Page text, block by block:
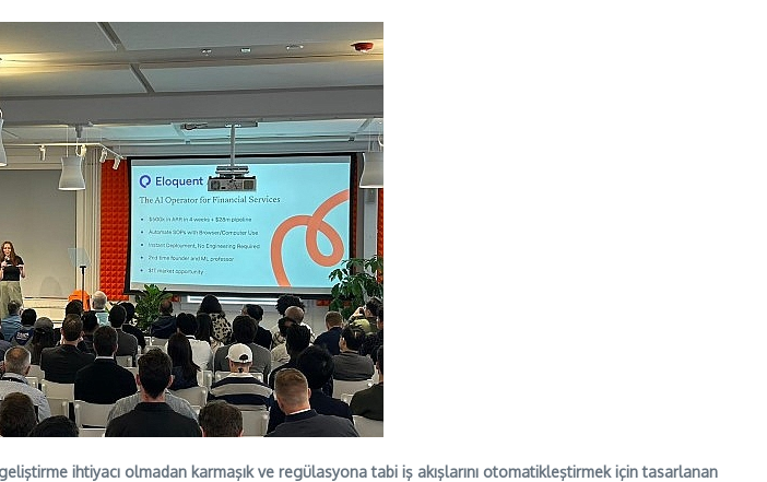
ihtiyacı olmadan karmaşık ve regülasyona tabi iş akışlarını otomatikleştirmek için tasarlanan